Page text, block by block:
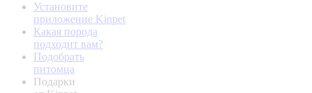
Установите
приложение Kinpet
Какая порода
подходит вам?
Подобрать
питомца
Подарки